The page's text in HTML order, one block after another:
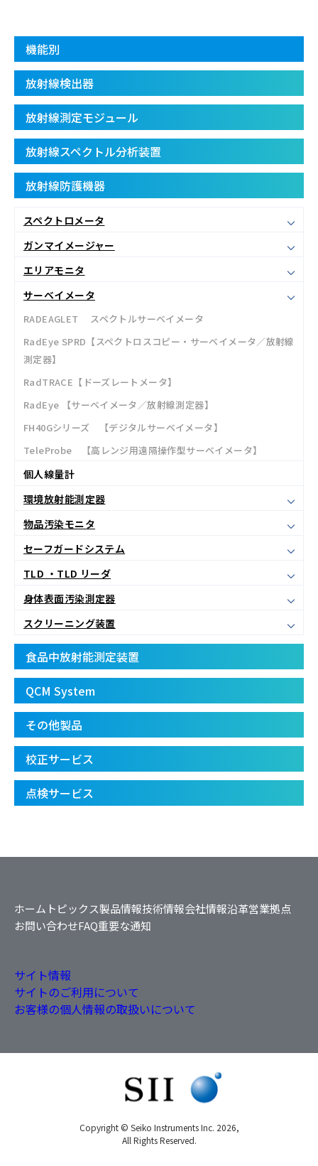
機能別
放射線検出器
放射線測定モジュール
放射線スペクトル分析装置
放射線防護機器
スペクトロメータ
ガンマイメージャー
エリアモニタ
サーベイメータ
RADEAGLET スペクトルサーベイメータ
RadEye SPRD【スペクトロスコピー・サーベイメータ／放射線
測定器】
RadTRACE【ドーズレートメータ】
RadEye 【サーベイメータ／放射線測定器】
FH40Gシリーズ 【デジタルサーベイメータ】
TeleProbe 【高レンジ用遠隔操作型サーベイメータ】
個人線量計
環境放射能測定器
物品汚染モニタ
セーフガードシステム
TLD ・TLD リーダ
身体表面汚染測定器
スクリーニング装置
食品中放射能測定装置
QCM System
その他製品
校正サービス
点検サービス
ホーム トピックス製品情報技術情報会社情報沿革営業拠点
お問い合わせFAQ重要な通知
サイト情報
サイトのご利用について
お客様の個人情報の取扱いについて
Copyright © Seiko Instruments Inc. 2026,
All Rights Reserved.